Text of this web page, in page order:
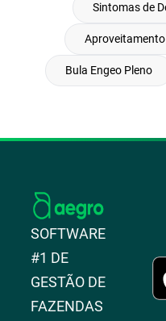
Sintomas de
Bula Engeo Pleno
SOFTWARE
#1 DE
GESTÃO DE
FAZENDAS